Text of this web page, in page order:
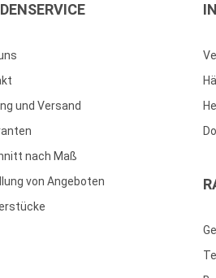
und Versand
nach Maß
von Angeboten